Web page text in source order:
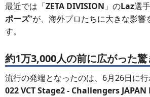
最近では「ZETA DIVISION 」のLaz選
ポーズ”が、海外プロたちに大きな影
す。
約1万3,000人の前に広がった
流行の発端となったのは、6月26日に
022 VCT Stage2 - Challengers